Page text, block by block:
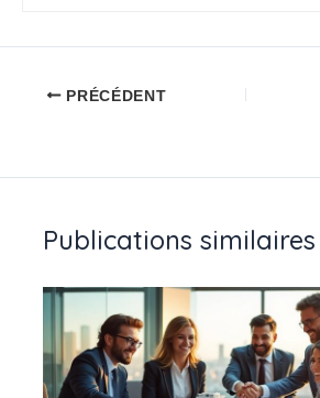
PRÉCÉDENT
Publications similaires